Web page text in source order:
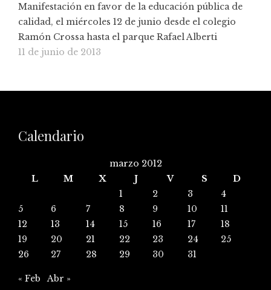
Manifestación en favor de la educación pública de
calidad, el miércoles 12 de junio desde el colegio
Ramón Crossa hasta el parque Rafael Alberti
11 de junio de 2013
Calendario
marzo 2012
L
M X J V S
D
1
2 3
4
5
6 7 8 9 10
11
12
13 14 15 16 17
18
19
20 21 22 23 24
25
26
27 28 29 30 31
« Feb Abr »